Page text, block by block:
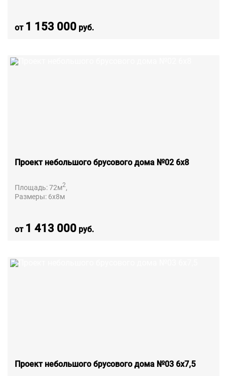
от 1 153 000 руб.
Проект небольшого брусового дома №02 6х8
Площадь:72м2,
Размеры: 6х8м
от 1 413 000 руб.
Проект небольшого брусового дома №03 6х7,5